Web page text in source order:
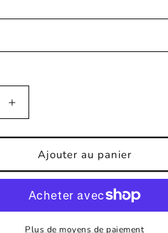
Augmenter
la
quantité
sticker
pour
enfants
Grand
reve
Ajouter au panier
Plus de moyens de paiement